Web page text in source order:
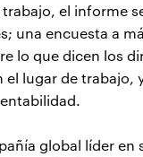
el informe
una encuesta a
lo que dicen los
el lugar de
global líder